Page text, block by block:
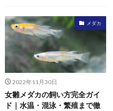
メダカ
2022年11月30日
女雛メダカの飼い方完全ガイ
ド｜水温・混泳・繁殖まで徹